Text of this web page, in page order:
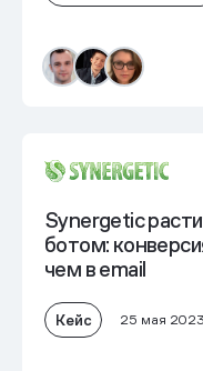
Synergetic
ботом:
чем в email
Кейс 25 мая 2023